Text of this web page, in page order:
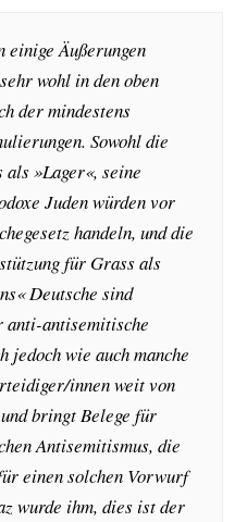
einige Äußerungen
wohl in den oben
der mindestens
Sowohl die
als »Lager«, seine
Juden würden vor
handeln, und die
für Grass als
Deutsche sind
anti-antisemitische
jedoch wie auch manche
innen weit von
bringt Belege für
Antisemitismus, die
einen solchen Vorwurf
wurde ihm, dies ist der